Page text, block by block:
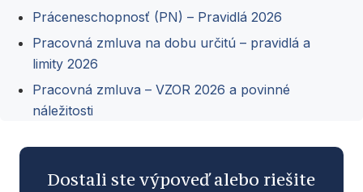
Práceneschopnosť (PN) – Pravidlá 2026
Pracovná zmluva na dobu určitú – pravidlá a
limity 2026
Pracovná zmluva – VZOR 2026 a povinné
náležitosti
Dostali ste výpoveď alebo riešite